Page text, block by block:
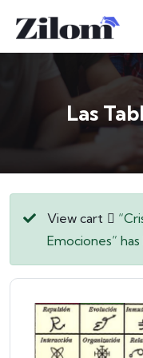
Las
View cart
Emociones”